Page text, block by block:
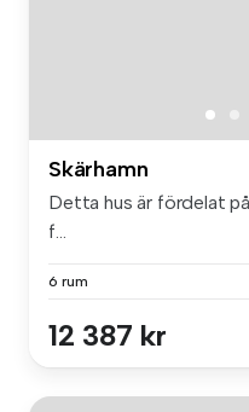
Skärhamn
Detta hus är fördelat
f...
6 rum
12 387 kr